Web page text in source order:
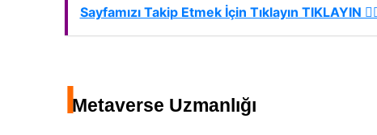
Sayfamızı Takip Etmek İçin Tıklayın TIKLAYIN
IMetaverse Uzmanlığı